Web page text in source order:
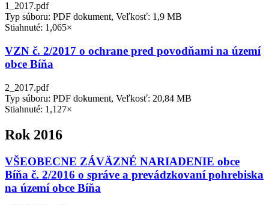
1_2017.pdf
Typ súboru: PDF dokument, Veľkosť: 1,9 MB
Stiahnuté: 1,065×
VZN č. 2/2017 o ochrane pred povodňami na území
obce Bíňa
2_2017.pdf
Typ súboru: PDF dokument, Veľkosť: 20,84 MB
Stiahnuté: 1,127×
Rok 2016
VŠEOBECNE ZÁVÄZNÉ NARIADENIE obce
Bíňa č. 2/2016 o správe a prevádzkovaní pohrebiska
na území obce Bíňa